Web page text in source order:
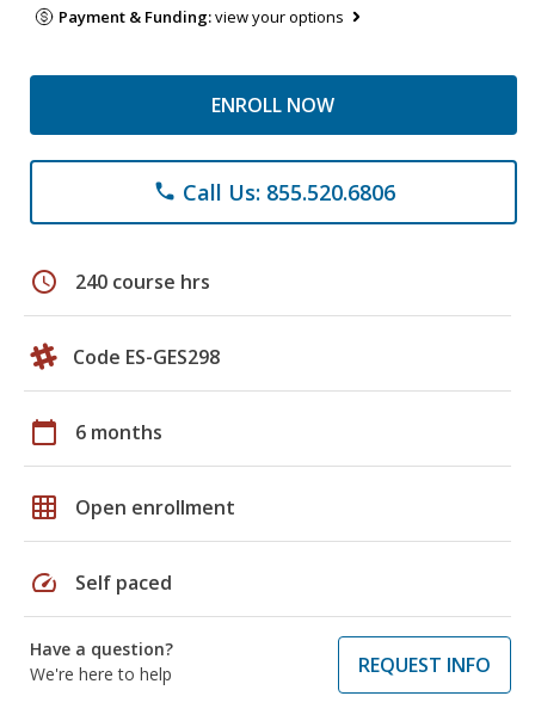
Payment & Funding:view your options
ENROLL NOW
phone Call Us: 855.520.6806
schedule 240 course hrs
Code ES-GES298
calendar_today 6 months
grid_on Open enrollment
speed Self paced
Have a question?
We're here to help
REQUEST INFO